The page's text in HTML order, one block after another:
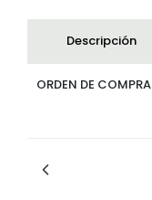
Descripción
ORDEN DE COMPRA